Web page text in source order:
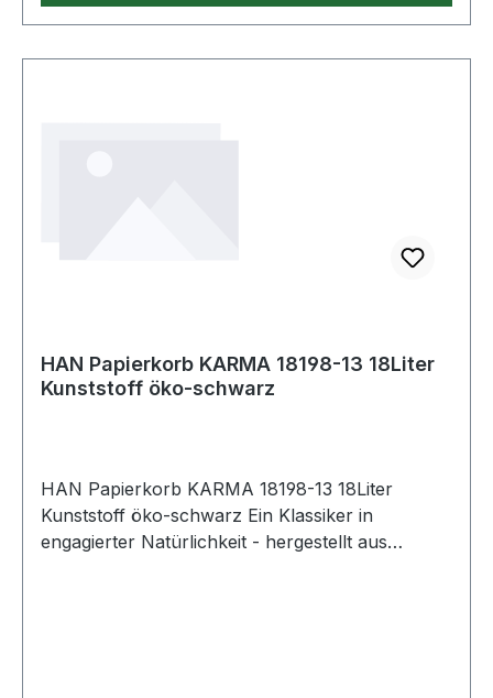
HAN Papierkorb KARMA 18198-13 18Liter
Kunststoff öko-schwarz
HAN Papierkorb KARMA 18198-13 18Liter
Kunststoff öko-schwarz Ein Klassiker in
engagierter Natürlichkeit - hergestellt aus